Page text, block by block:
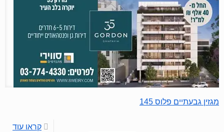
מגזין גבעתיים פלוס 145
קראו עוד